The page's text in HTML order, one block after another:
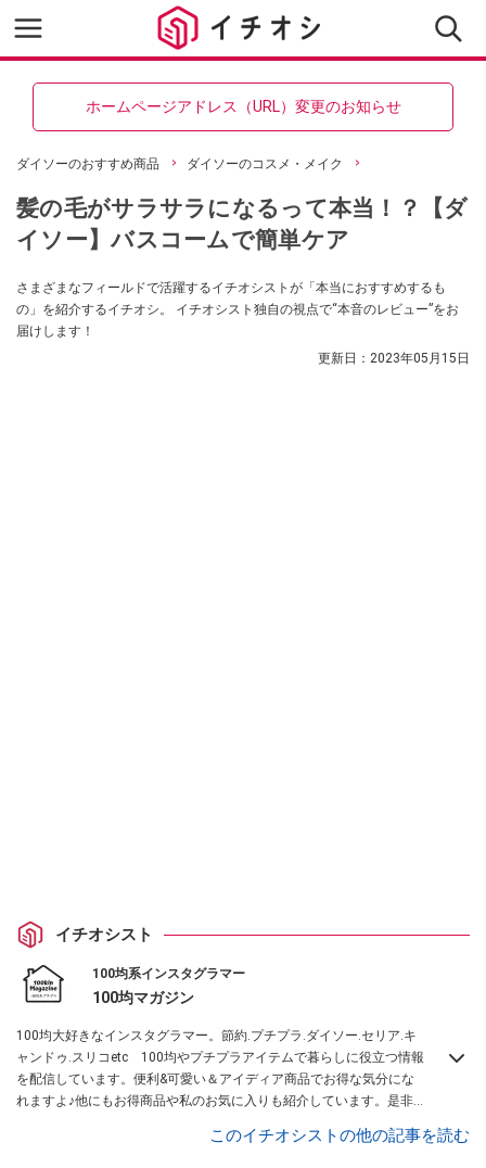
ホームページアドレス（URL）変更のお知らせ
ダイソーのおすすめ商品 ダイソーのコスメ・メイク
髪の毛がサラサラになるって本当！？【ダ
イソー】バスコームで簡単ケア
さまざまなフィールドで活躍するイチオシストが「本当におすすめするも
の」を紹介するイチオシ。 イチオシスト独自の視点で“本音のレビュー”をお
届けします！
更新日： 2023年05月15日
イチオシスト
100均系インスタグラマー
100均マガジン
100均大好きなインスタグラマー。節約.プチプラ.ダイソー.セリア.キ
ャンドゥ.スリコetc 100均やプチプラアイテムで暮らしに役立つ情報
を配信しています。便利&可愛い＆アイディア商品でお得な気分にな
れますよ♪他にもお得商品や私のお気に入りも紹介しています。是非
このイチオシストの他の記事を読む